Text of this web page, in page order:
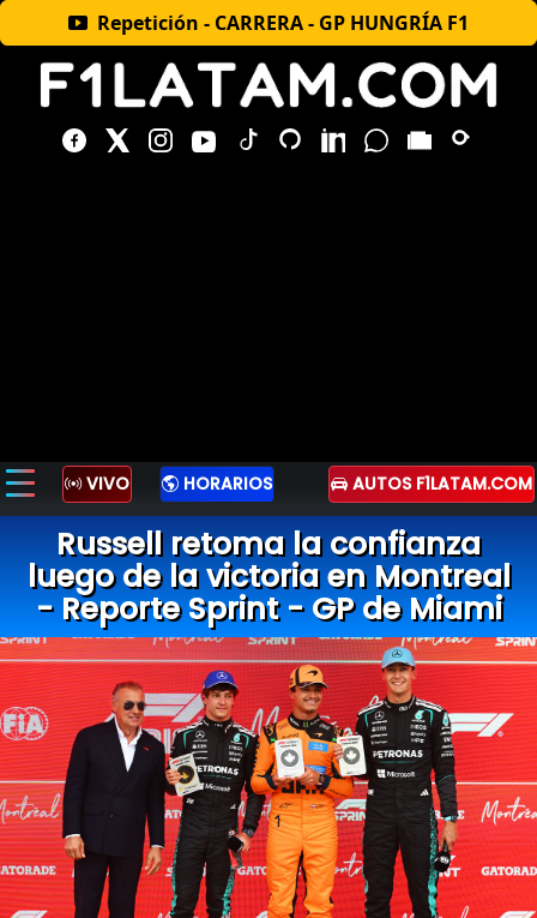
Repetición - CARRERA - GP HUNGRÍA F1
VIVO HORARIOS AUTOS F1LATAM.COM
Russell retoma la confianza
luego de la victoria en Montreal
- Reporte Sprint - GP de Miami